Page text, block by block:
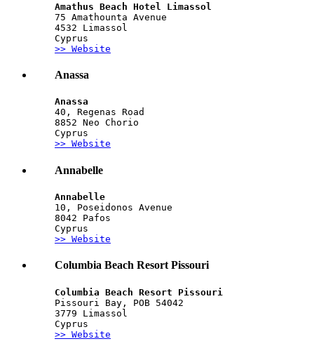
Amathus Beach Hotel Limassol
75 Amathounta Avenue
4532 Limassol
Cyprus
>> Website
Anassa
Anassa
40, Regenas Road
8852 Neo Chorio
Cyprus
>> Website
Annabelle
Annabelle
10, Poseidonos Avenue
8042 Pafos
Cyprus
>> Website
Columbia Beach Resort Pissouri
Columbia Beach Resort Pissouri
Pissouri Bay, POB 54042
3779 Limassol
Cyprus
>> Website